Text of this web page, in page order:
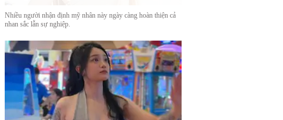
Nhiều người nhận định mỹ nhân này ngày càng hoàn thiện cả
nhan sắc lẫn sự nghiệp.